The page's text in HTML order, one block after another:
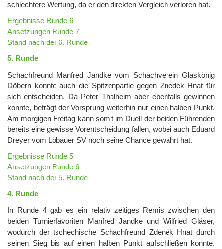
schlechtere Wertung, da er den direkten Vergleich verloren hat.
Ergebnisse Runde 6
Ansetzungen Runde 7
Stand nach der 6. Runde
5. Runde
Schachfreund Manfred Jandke vom Schachverein Glaskönig
Döbern konnte auch die Spitzenpartie gegen Znedek Hnat für
sich entscheiden. Da Peter Thalheim aber ebenfalls gewinnen
konnte, beträgt der Vorsprung weiterhin nur einen halben Punkt.
Am morgigen Freitag kann somit im Duell der beiden Führenden
bereits eine gewisse Vorentscheidung fallen, wobei auch Eduard
Dreyer vom Löbauer SV noch seine Chance gewahrt hat.
Ergebnisse Runde 5
Ansetzungen Runde 6
Stand nach der 5. Runde
4. Runde
In Runde 4 gab es ein relativ zeitiges Remis zwischen den
beiden Turnierfavoriten Manfred Jandke und Wilfried Gläser,
wodurch der tschechische Schachfreund Zdeněk Hnat durch
seinen Sieg bis auf einen halben Punkt aufschließen konnte.